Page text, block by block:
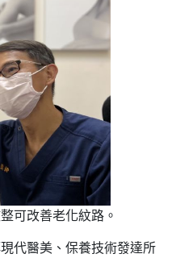
可改善老化紋路。
代醫美、保養技術發達所